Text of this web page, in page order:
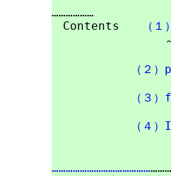
………………
Contents
（
～現在の状況
（２
（３
（
……………………………………